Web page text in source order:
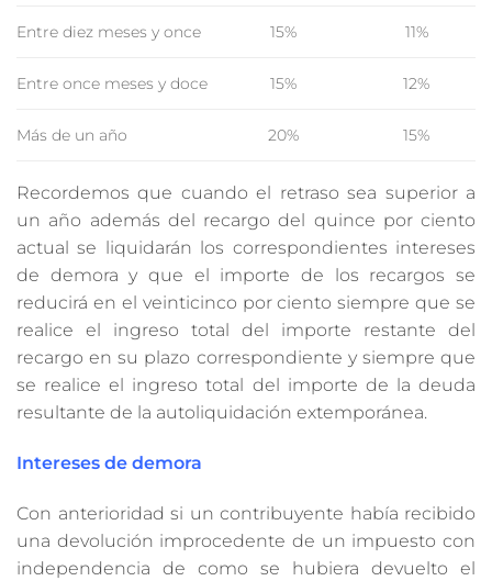
Entre diez meses y once 15% 11%
Entre once meses y doce 15% 12%
Más de un año 20% 15%
Recordemos que cuando el retraso sea superior a
un año además del recargo del quince por ciento
actual se liquidarán los correspondientes intereses
de demora y que el importe de los recargos se
reducirá en el veinticinco por ciento siempre que se
realice el ingreso total del importe restante del
recargo en su plazo correspondiente y siempre que
se realice el ingreso total del importe de la deuda
resultante de la autoliquidación extemporánea.
Intereses de demora
Con anterioridad si un contribuyente había recibido
una devolución improcedente de un impuesto con
independencia de como se hubiera devuelto el